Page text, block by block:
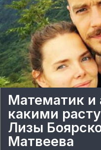
Математик и
какими
Лизы
Матвеева